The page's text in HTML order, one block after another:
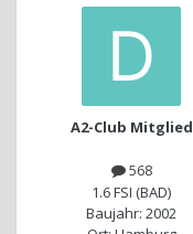
A2-Club Mitglied
568
1.6 FSI (BAD)
Baujahr: 2002